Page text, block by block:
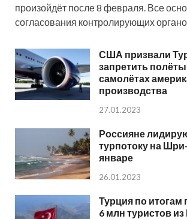
произойдёт после 8 февраля. Все
согласования контролирующих
США призвали
запретить
самолётах
производства
27.01.2023
Россияне
турпотоку на
январе
26.01.2023
Турция по итогам
6 млн туристов